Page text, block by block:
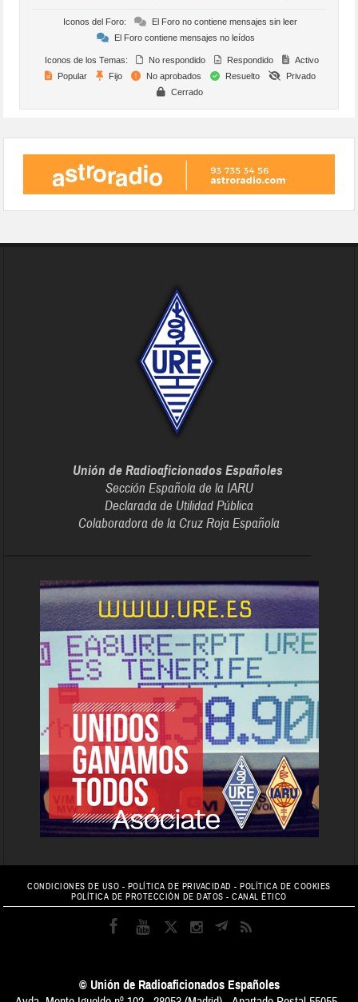
Iconos del Foro:
El Foro no contiene mensajes sin leer
El Foro contiene mensajes no leídos
Iconos de los Temas: No respondido Respondido
Activo
Popular
Fijo No aprobados Resuelto
Privado
Cerrado
Unión de Radioaficionados Españoles
Sección Española de la IARU
Declarada de Utilidad Pública
Colaboradora de la Cruz Roja Española
CONDICIONES DE USO - POLÍTICA DE PRIVACIDAD -POLÍTICA DE COOKIES
POLÍTICA DE PROTECCIÓN DE DATOS -CANAL ÉTICO
© Unión de Radioaficionados Españoles